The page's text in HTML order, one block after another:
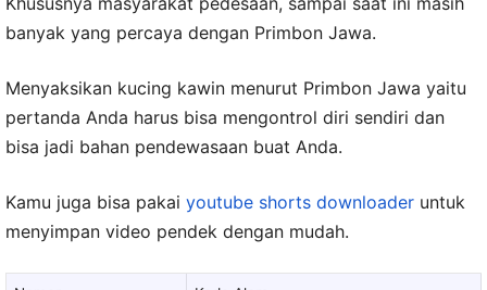
banyak yang percaya dengan Primbon Jawa.
Menyaksikan kucing kawin menurut Primbon Jawa yaitu
pertanda Anda harus bisa mengontrol diri sendiri dan
bisa jadi bahan pendewasaan buat Anda.
Kamu juga bisa pakai youtube shorts downloader untuk
menyimpan video pendek dengan mudah.